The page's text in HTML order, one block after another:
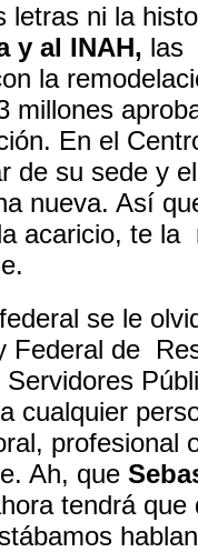
letras ni la
y al INAH, las
la
millones
En el
de su sede y
nueva. Así
acaricio, te la
se le
Federal de
cualquier
profesional
Ah, que
tendrá